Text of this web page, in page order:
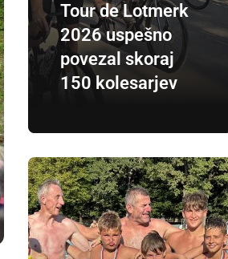
Tour de Lotmerk
2026 uspešno
povezal skoraj
150 kolesarjev